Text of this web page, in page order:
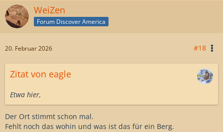
WeiZen
Forum Discover America
20. Februar 2026 #18
Zitat von eagle
Etwa hier,
Der Ort stimmt schon mal.
Fehlt noch das wohin und was ist das für ein Berg.